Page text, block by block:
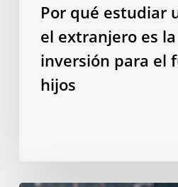
futuro
Por qué estudiar
el extranjero es
inversión para el
hijos